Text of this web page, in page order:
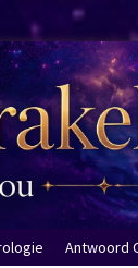
Antwoord